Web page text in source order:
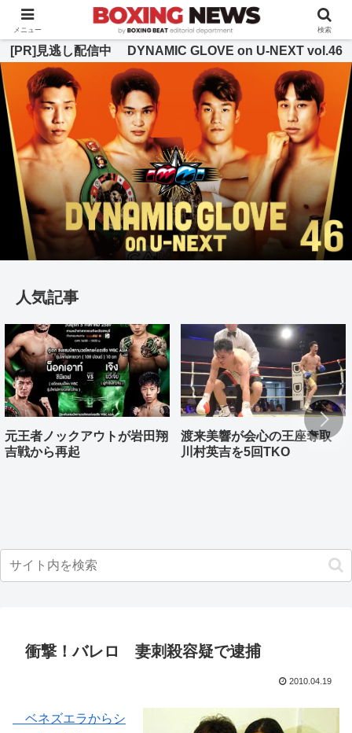
BOXING BEAT [ボクシング・ビート] 公式サイト
[PR]見逃し配信中 DYNAMIC GLOVE on U-NEXT vol.46
人気記事
元王者ノックアウトが岩田翔
吉戦から再起
渡来美響が会心の王座奪取
川村英吉を5回TKO
衝撃！バレロ 妻刺殺容疑で逮捕
2010.04.19
ベネズエラからシ
メニュー 検索